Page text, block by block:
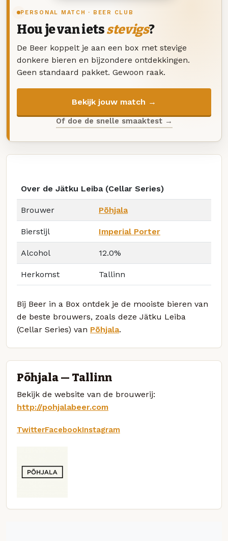
PERSONAL MATCH · BEER CLUB
Hou je van ietsstevigs?
De Beer koppelt je aan een box met stevige
donkere bieren en bijzondere ontdekkingen.
Geen standaard pakket. Gewoon raak.
Bekijk jouw match →
Of doe de snelle smaaktest →
Over de Jätku Leiba (Cellar Series)
Brouwer Põhjala
Bierstijl Imperial Porter
Alcohol 12.0%
Herkomst Tallinn
Bij Beer in a Box ontdek je de mooiste bieren van
de beste brouwers, zoals deze Jätku Leiba
(Cellar Series) van Põhjala.
Põhjala — Tallinn
Bekijk de website van de brouwerij:
http://pohjalabeer.com
TwitterFacebookInstagram